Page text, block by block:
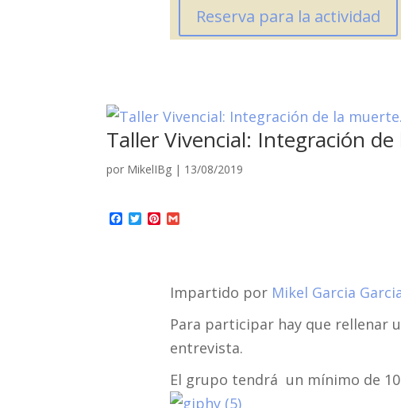
Reserva para la actividad
Taller Vivencial: Integración
por MikelIBg | 13/08/2019
Facebook
TwitterPinterest
Impartido por Mikel Garcia
Para participar hay que rellenar
entrevista.
El grupo tendrá un mínimo de